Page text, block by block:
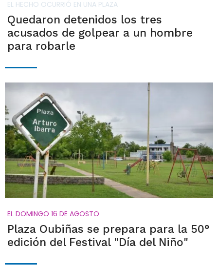
EL HECHO OCURRIÓ EN UNA PLAZA
Quedaron detenidos los tres
acusados de golpear a un hombre
para robarle
EL DOMINGO 16 DE AGOSTO
Plaza Oubiñas se prepara para la 50°
edición del Festival "Día del Niño"